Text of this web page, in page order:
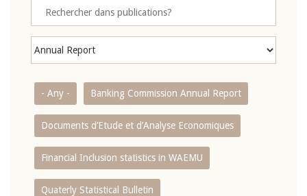
- Any - Banking Commission Annual Report
Documents d’Etude et d’Analyse Economiques
Financial Inclusion statistics in WAEMU
Quaterly Statistical Bulletin